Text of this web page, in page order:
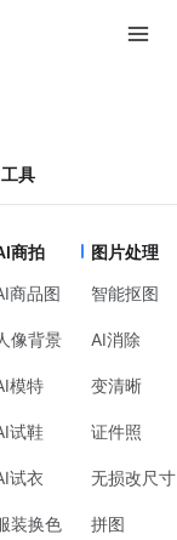
具
商拍
商品图
像背景
模特
试鞋
试衣
装换色
图片处理
智能抠图
AI消除
变清晰
证件照
无损改尺寸
拼图
知怎么
事
板，帮助用户轻
商务简约、科技
，让设计变得简单
西，永远是临时
里一句
“顺便把